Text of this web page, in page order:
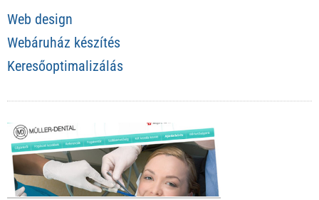
Web design
Webáruház készítés
Keresőoptimalizálás